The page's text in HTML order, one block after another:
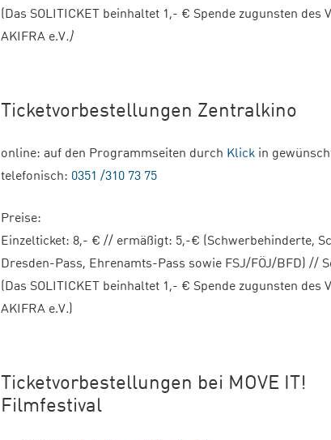
(Das SOLITICKET beinhaltet 1,- € Spende zugunsten des
AKIFRA e.V.)
Ticketvorbestellungen Zentralkino
online: auf den Programmseiten durch Klick in
telefonisch: 0351 /310 73 75
Preise:
Einzelticket: 8,- € // ermäßigt: 5,-€ (Schwerbehinderte,
Dresden-Pass, Ehrenamts-Pass sowie FSJ/FÖJ/BFD) //
(Das SOLITICKET beinhaltet 1,- € Spende zugunsten des
AKIFRA e.V.)
Ticketvorbestellungen bei MOVE IT!
Filmfestival